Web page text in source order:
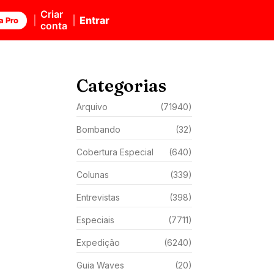
Pro
Criar
conta
Entrar
Categorias
Arquivo (71940)
Bombando (32)
Cobertura Especial (640)
Colunas (339)
Entrevistas (398)
Especiais (7711)
Expedição (6240)
Guia Waves (20)